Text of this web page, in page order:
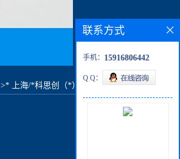
>* 上海/*科思创（*） 1239原料价格
联系方式
手机： 15916806442
Q Q：